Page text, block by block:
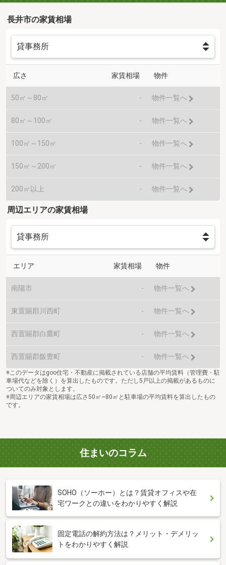
長井市の家賃相場
広さ 家賃相場 物件
50㎡～80㎡ - 物件一覧へ
80㎡～100㎡ - 物件一覧へ
100㎡～150㎡ - 物件一覧へ
150㎡～200㎡ - 物件一覧へ
200㎡以上 - 物件一覧へ
周辺エリアの家賃相場
エリア 家賃相場 物件
南陽市 - 物件一覧へ
東置賜郡川西町 - 物件一覧へ
西置賜郡白鷹町 - 物件一覧へ
西置賜郡飯豊町 - 物件一覧へ
※このデータはgoo住宅・不動産に掲載されている店舗の平均賃料（管理費・駐
車場代などを除く）を算出したものです。ただし5戸以上の掲載があるものに
ついてのみ対象とします。
※周辺エリアの家賃相場は広さ50㎡~80㎡と駐車場の平均賃料を算出したもの
です。
住まいのコラム
SOHO（ソーホー）とは？賃貸オフィスや在
宅ワークとの違いをわかりやすく解説
固定電話の解約方法は？メリット・デメリッ
トをわかりやすく解説